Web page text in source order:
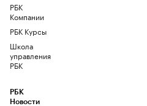
РБК
Компании
РБК Курсы
Школа
управления
РБК
РБК
Новости